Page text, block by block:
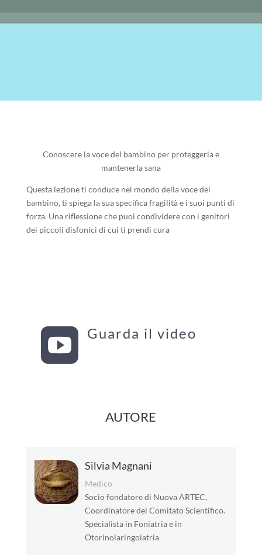
Conoscere la voce del bambino per proteggerla e
mantenerla sana
Questa lezione ti conduce nel mondo della voce del
bambino, ti spiega la sua specifica fragilità e i suoi punti di
forza. Una riflessione che puoi condividere con i genitori
dei piccoli disfonici di cui ti prendi cura
 Guarda il video
AUTORE
Silvia Magnani
Medico
Socio fondatore di Nuova ARTEC,
Coordinatore del Comitato Scientifico.
Specialista in Foniatria e in
Otorinolaringoiatria